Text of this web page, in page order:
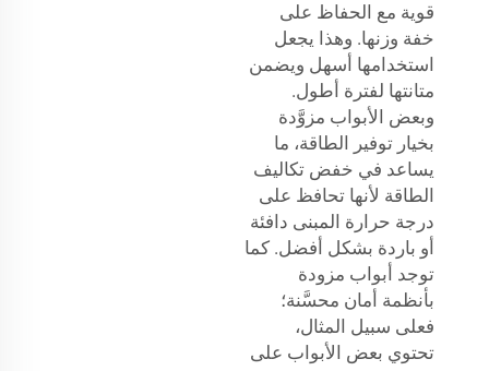
قوية مع الحفاظ على
خفة وزنها. وهذا يجعل
استخدامها أسهل ويضمن
متانتها لفترة أطول.
وبعض الأبواب مزوَّدة
بخيار توفير الطاقة، ما
يساعد في خفض تكاليف
الطاقة لأنها تحافظ على
درجة حرارة المبنى دافئة
أو باردة بشكل أفضل. كما
توجد أبواب مزودة
بأنظمة أمان محسَّنة؛
فعلى سبيل المثال،
تحتوي بعض الأبواب على